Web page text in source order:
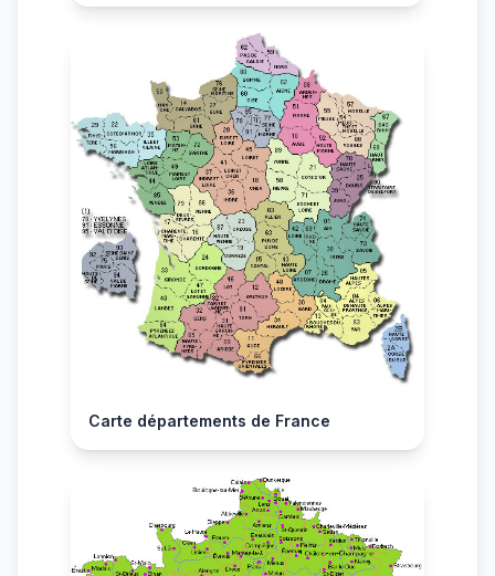
Carte départements de France